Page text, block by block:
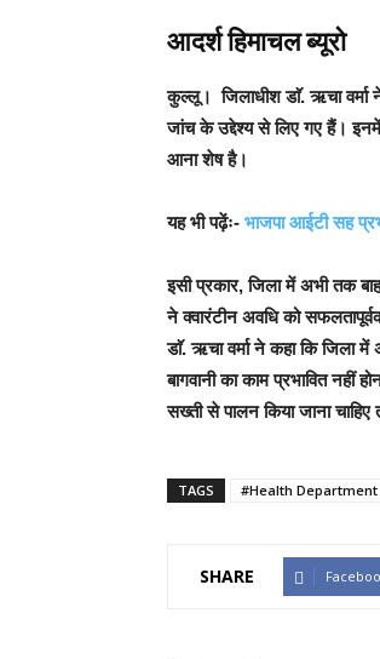
आदर्श हिमाचल ब्यूरो
कुल्लू। जिलाधीश डाॅ. ऋचा वर्मा
जांच के उद्देश्य से लिए गए हैं। इनमें
आना शेष है।
यह भी पढ़ेंः- भाजपा आईटी सह
इसी प्रकार, जिला में अभी तक
ने क्वारंटीन अवधि को
डाॅ. ऋचा वर्मा ने कहा कि जिला में
बागवानी का काम प्रभावित नहीं
सख्ती से पालन किया जाना
TAGS #Health
SHARE